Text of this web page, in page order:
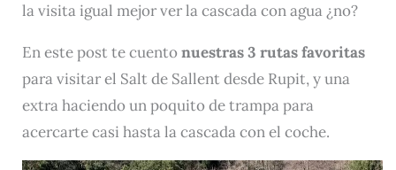
la visita igual mejor ver la cascada con agua ¿no?
En este post te cuentonuestras 3 rutas favoritas
para visitar el Salt de Sallent desde Rupit, y una
extra haciendo un poquito de trampa para
acercarte casi hasta la cascada con el coche.